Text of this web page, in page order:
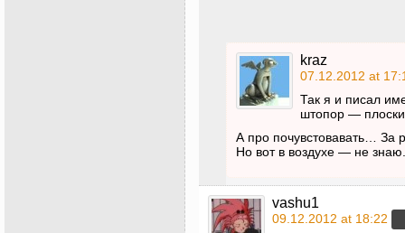
kraz
07.12.2012 at
Так я и писал
штопор —
А про почувстовавать… За
Но вот в воздухе — не знаю.
vashu1
09.12.2012 at 18:22